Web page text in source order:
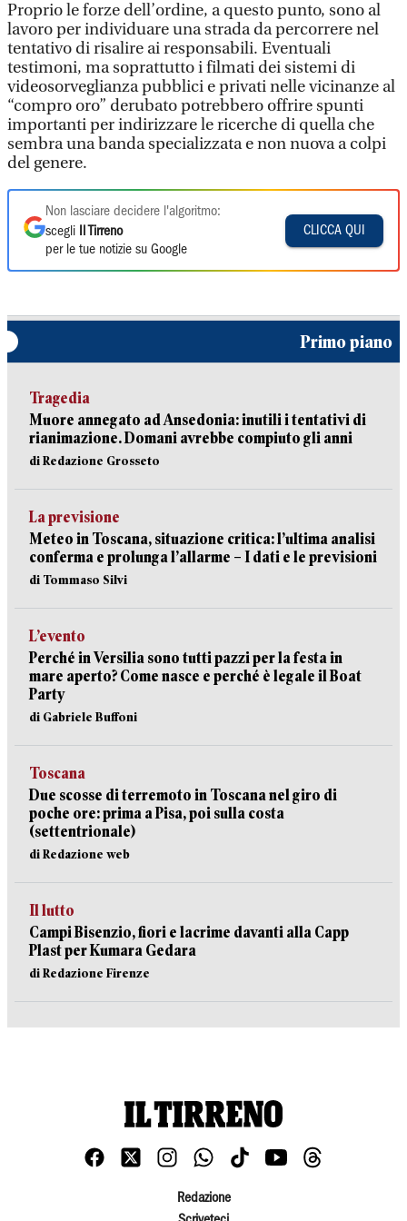
Proprio le forze dell’ordine, a questo punto, sono al
lavoro per individuare una strada da percorrere nel
tentativo di risalire ai responsabili. Eventuali
testimoni, ma soprattutto i filmati dei sistemi di
videosorveglianza pubblici e privati nelle vicinanze al
“compro oro” derubato potrebbero offrire spunti
importanti per indirizzare le ricerche di quella che
sembra una banda specializzata e non nuova a colpi
del genere.
Non lasciare decidere l'algoritmo:
scegli
Il Tirreno
per le tue notizie su Google
CLICCA QUI
Primo piano
Tragedia
Muore annegato ad Ansedonia: inutili i tentativi di
rianimazione. Domani avrebbe compiuto gli anni
di Redazione Grosseto
La previsione
Meteo in Toscana, situazione critica: l’ultima analisi
conferma e prolunga l’allarme – I dati e le previsioni
di Tommaso Silvi
L’evento
Perché in Versilia sono tutti pazzi per la festa in
mare aperto? Come nasce e perché è legale il Boat
Party
di Gabriele Buffoni
Toscana
Due scosse di terremoto in Toscana nel giro di
poche ore: prima a Pisa, poi sulla costa
(settentrionale)
di Redazione web
Il lutto
Campi Bisenzio, fiori e lacrime davanti alla Capp
Plast per Kumara Gedara
di Redazione Firenze
Redazione